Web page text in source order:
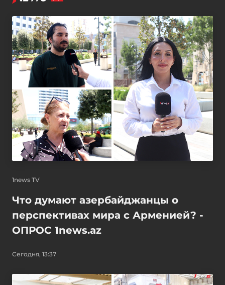
1news TV
Что думают азербайджанцы о
перспективах мира с Арменией? -
ОПРОС 1news.az
Сегодня, 13:37